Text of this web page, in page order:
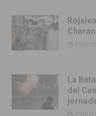
05/07/
La
del
03/07/